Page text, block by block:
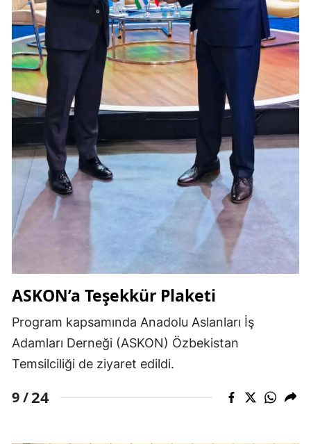
ASKON’a Teşekkür Plaketi
Program kapsamında Anadolu Aslanları İş
Adamları Derneği (ASKON) Özbekistan
Temsilciliği de ziyaret edildi.
9 /24